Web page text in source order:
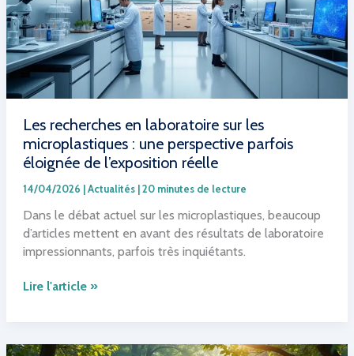
fascinant
et
mystérieux
Les recherches en laboratoire sur les
microplastiques : une perspective parfois
éloignée de l’exposition réelle
14/04/2026 |Actualités|20 minutes de lecture
Dans le débat actuel sur les microplastiques, beaucoup
d’articles mettent en avant des résultats de laboratoire
impressionnants, parfois très inquiétants.
Les
Lire l'article »